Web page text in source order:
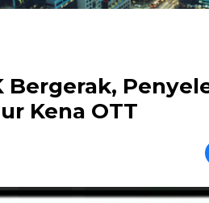
Bergerak,
Kena OTT